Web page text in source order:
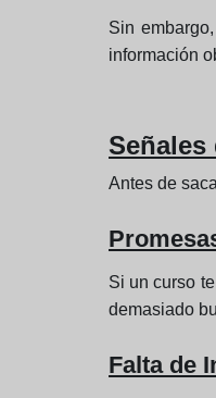
Sin
información
Antes de
Si un curso
demasiado
Falta de